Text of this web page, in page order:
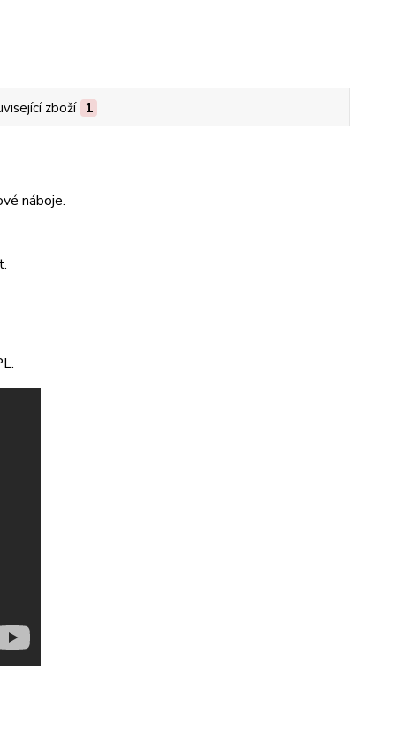
zboží 1
náboje.